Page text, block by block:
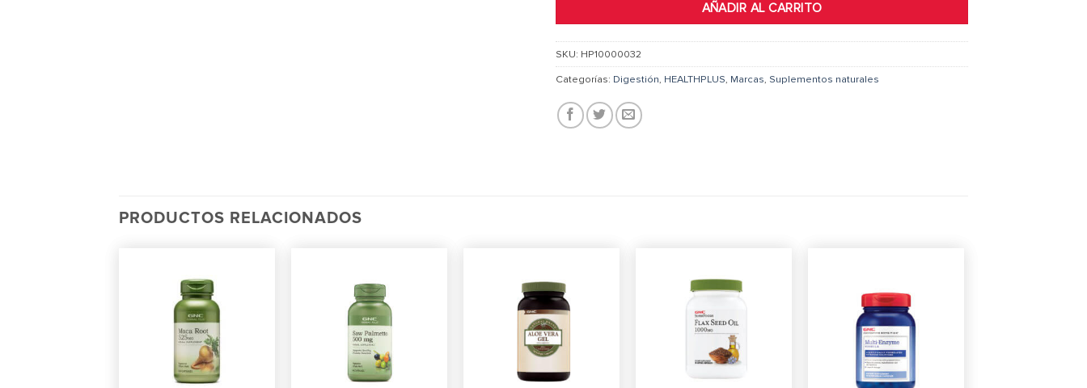
AÑADIR AL CARRITO
SKU: HP10000032
Categorías: Digestión, HEALTHPLUS, Marcas, Suplementos naturales
PRODUCTOS RELACIONADOS